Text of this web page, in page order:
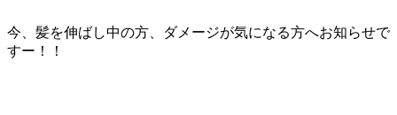
今、髪を伸ばし中の方、ダメージが気になる方へお知らせで
すー！！